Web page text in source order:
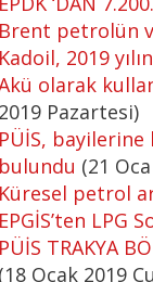
Brent petrolün
Kadoil, 2019
olarak
2019 Pazartesi)
PÜİS,
bulundu (21
Küresel petrol
EPGİS’ten LPG
PÜİS TRAKYA
(18 Ocak 2019